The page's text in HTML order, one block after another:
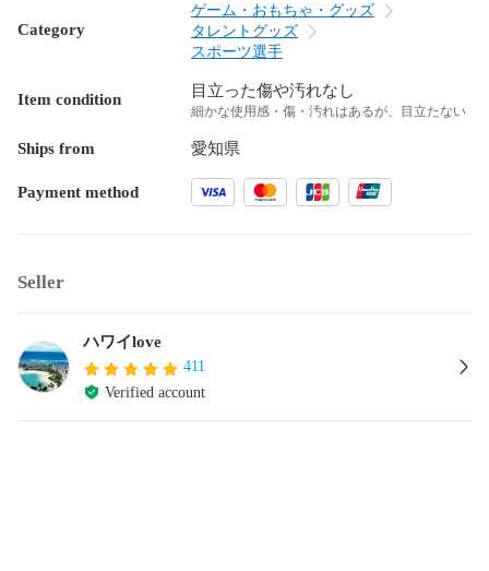
Category
ゲーム・おもちゃ・グッズ
タレントグッズ
スポーツ選手
Item condition 目立った傷や汚れなし
細かな使用感・傷・汚れはあるが、目立たない
Ships from 愛知県
Payment method
Seller
ハワイlove
411
Verified account